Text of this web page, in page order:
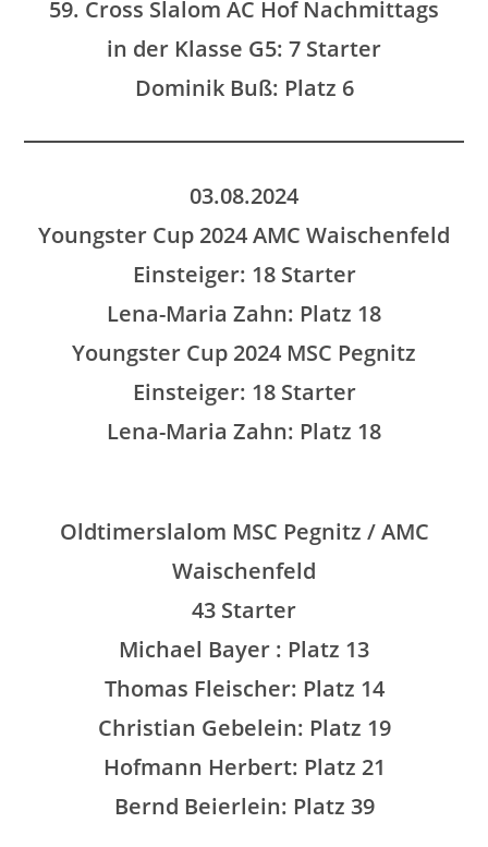
59. Cross Slalom AC Hof Nachmittags
in der Klasse G5: 7 Starter
Dominik Buß: Platz 6
03.08.2024
Youngster Cup 2024 AMC Waischenfeld
Einsteiger: 18 Starter
Lena-Maria Zahn: Platz 18
Youngster Cup 2024 MSC Pegnitz
Einsteiger: 18 Starter
Lena-Maria Zahn: Platz 18
Oldtimerslalom MSC Pegnitz / AMC
Waischenfeld
43 Starter
Michael Bayer : Platz 13
Thomas Fleischer: Platz 14
Christian Gebelein: Platz 19
Hofmann Herbert: Platz 21
Bernd Beierlein: Platz 39